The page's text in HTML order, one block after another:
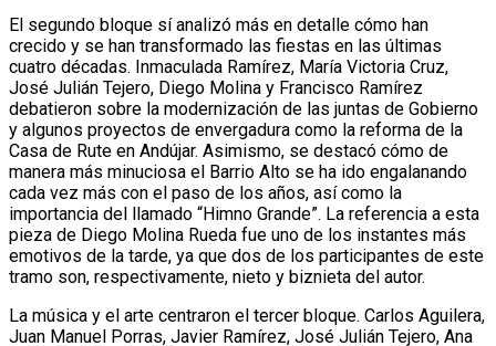
El segundo bloque sí analizó más en detalle cómo han
crecido y se han transformado las fiestas en las últimas
cuatro décadas. Inmaculada Ramírez, María Victoria Cruz,
José Julián Tejero, Diego Molina y Francisco Ramírez
debatieron sobre la modernización de las juntas de Gobierno
y algunos proyectos de envergadura como la reforma de la
Casa de Rute en Andújar. Asimismo, se destacó cómo de
manera más minuciosa el Barrio Alto se ha ido engalanando
cada vez más con el paso de los años, así como la
importancia del llamado “Himno Grande”. La referencia a esta
pieza de Diego Molina Rueda fue uno de los instantes más
emotivos de la tarde, ya que dos de los participantes de este
tramo son, respectivamente, nieto y biznieta del autor.
La música y el arte centraron el tercer bloque. Carlos Aguilera,
Juan Manuel Porras, Javier Ramírez, José Julián Tejero, Ana